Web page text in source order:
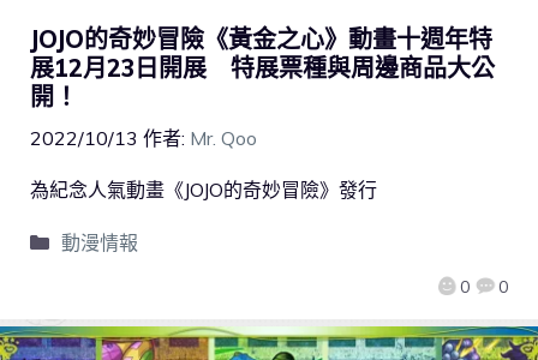
JOJO的奇妙冒險《黃金之心》動畫十週年特
展12月23日開展 特展票種與周邊商品大公
開！
2022/10/13 作者: Mr. Qoo
0 0
為紀念人氣動畫《JOJO的奇妙冒險》發行
動漫情報